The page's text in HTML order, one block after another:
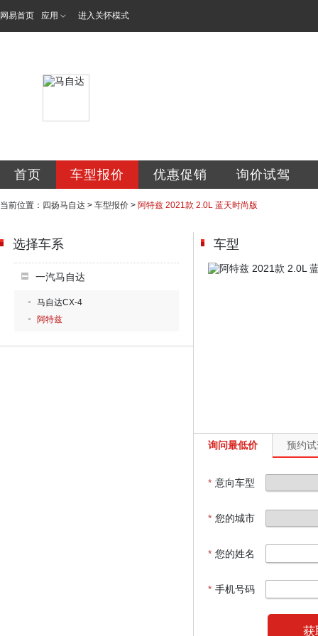
网易首页 应用 进入关怀模式
首页 车型报价 优惠促销 询价试驾
当前位置： 四扬马自达 > 车型报价 > 阿特兹 2021款 2.0L 蓝天时尚版
选择车系
一汽马自达
马自达CX-4
阿特兹
车型
询问最低价 预约
* 意向车型
* 您的城市
* 您的姓名
* 手机号码
获